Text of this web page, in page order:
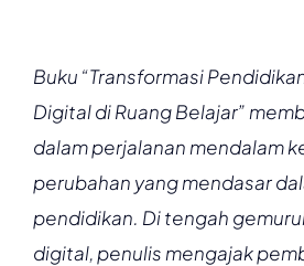
Buku “Transformasi
Digital di Ruang Belajar”
dalam perjalanan mendalam
perubahan yang mendasar
pendidikan. Di tengah
digital, penulis mengajak